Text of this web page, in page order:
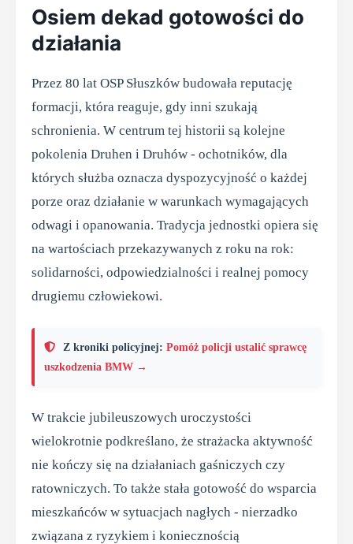
Osiem dekad gotowości do
działania
Przez 80 lat OSP Słuszków budowała reputację
formacji, która reaguje, gdy inni szukają
schronienia. W centrum tej historii są kolejne
pokolenia Druhen i Druhów - ochotników, dla
których służba oznacza dyspozycyjność o każdej
porze oraz działanie w warunkach wymagających
odwagi i opanowania. Tradycja jednostki opiera się
na wartościach przekazywanych z roku na rok:
solidarności, odpowiedzialności i realnej pomocy
drugiemu człowiekowi.
Z kroniki policyjnej: Pomóż policji ustalić sprawcę
uszkodzenia BMW →
W trakcie jubileuszowych uroczystości
wielokrotnie podkreślano, że strażacka aktywność
nie kończy się na działaniach gaśniczych czy
ratowniczych. To także stała gotowość do wsparcia
mieszkańców w sytuacjach nagłych - nierzadko
związana z ryzykiem i koniecznością